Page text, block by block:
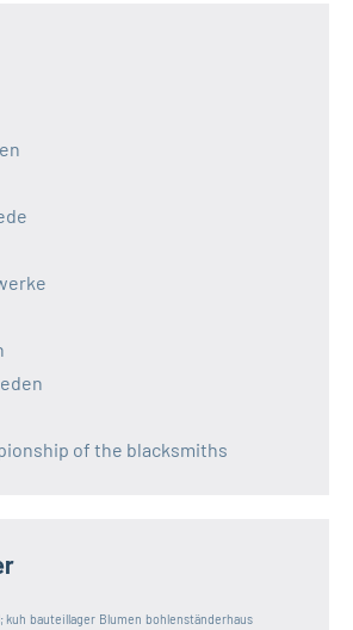
of the blacksmiths
kuh bauteillager Blumen bohlenständerhaus